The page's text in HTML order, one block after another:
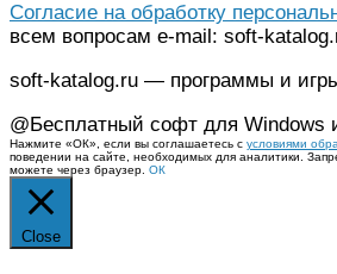
Согласие на обработку
всем вопросам e-mail: soft-
soft-katalog.ru — программы и
@Бесплатный софт для Windows
Нажмите «ОК», если вы соглашаетесь с условиями
поведении на сайте, необходимых для аналитики.
можете через браузер. ОК
Close